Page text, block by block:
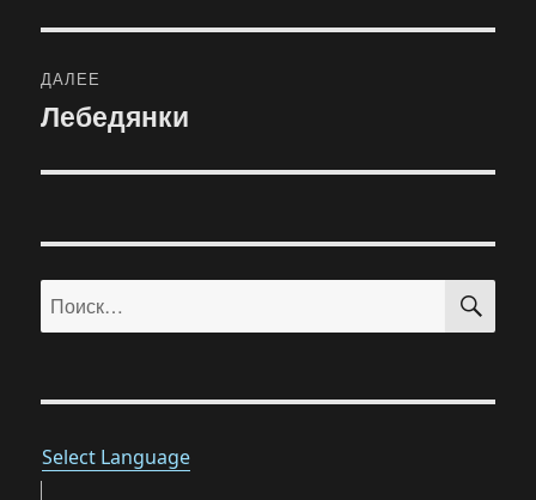
ДАЛЕЕ
Следующая
Лебедянки
Искать:
Select Language